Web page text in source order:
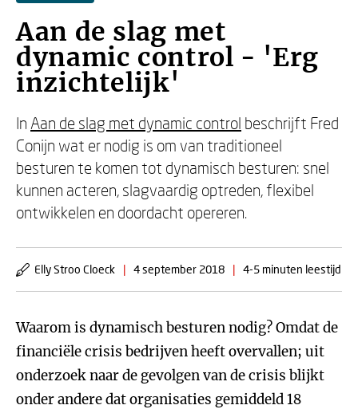
Aan de slag met
dynamic control - 'Erg
inzichtelijk'
In Aan de slag met dynamic control beschrijft Fred
Conijn wat er nodig is om van traditioneel
besturen te komen tot dynamisch besturen: snel
kunnen acteren, slagvaardig optreden, flexibel
ontwikkelen en doordacht opereren.
Elly Stroo Cloeck | 4 september 2018 | 4-5 minuten leestijd
Waarom is dynamisch besturen nodig? Omdat de
financiële crisis bedrijven heeft overvallen; uit
onderzoek naar de gevolgen van de crisis blijkt
onder andere dat organisaties gemiddeld 18